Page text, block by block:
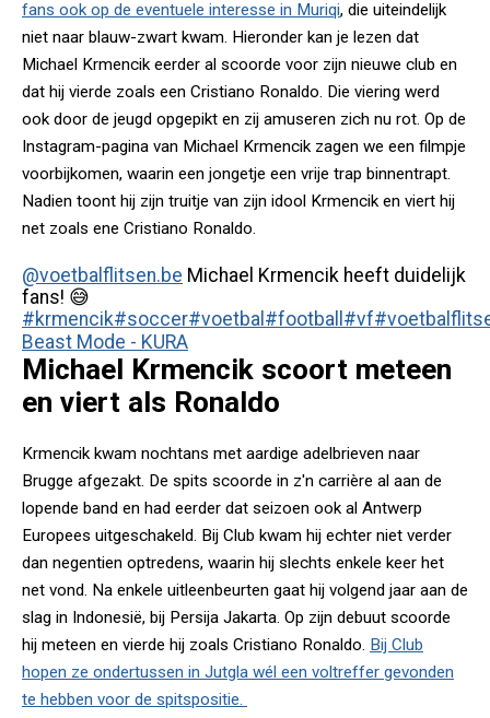
fans ook op de eventuele interesse in Muriqi, die uiteindelijk
niet naar blauw-zwart kwam. Hieronder kan je lezen dat
Michael Krmencik eerder al scoorde voor zijn nieuwe club en
dat hij vierde zoals een Cristiano Ronaldo. Die viering werd
ook door de jeugd opgepikt en zij amuseren zich nu rot. Op de
Instagram-pagina van Michael Krmencik zagen we een filmpje
voorbijkomen, waarin een jongetje een vrije trap binnentrapt.
Nadien toont hij zijn truitje van zijn idool Krmencik en viert hij
net zoals ene Cristiano Ronaldo.
@voetbalflitsen.be Michael Krmencik heeft duidelijk
fans! 😅
#krmencik#soccer#voetbal #football #vf
Beast Mode - KURA
Michael Krmencik scoort meteen
en viert als Ronaldo
Krmencik kwam nochtans met aardige adelbrieven naar
Brugge afgezakt. De spits scoorde in z'n carrière al aan de
lopende band en had eerder dat seizoen ook al Antwerp
Europees uitgeschakeld. Bij Club kwam hij echter niet verder
dan negentien optredens, waarin hij slechts enkele keer het
net vond. Na enkele uitleenbeurten gaat hij volgend jaar aan de
slag in Indonesië, bij Persija Jakarta. Op zijn debuut scoorde
hij meteen en vierde hij zoals Cristiano Ronaldo. Bij Club
hopen ze ondertussen in Jutgla wél een voltreffer gevonden
te hebben voor de spitspositie.